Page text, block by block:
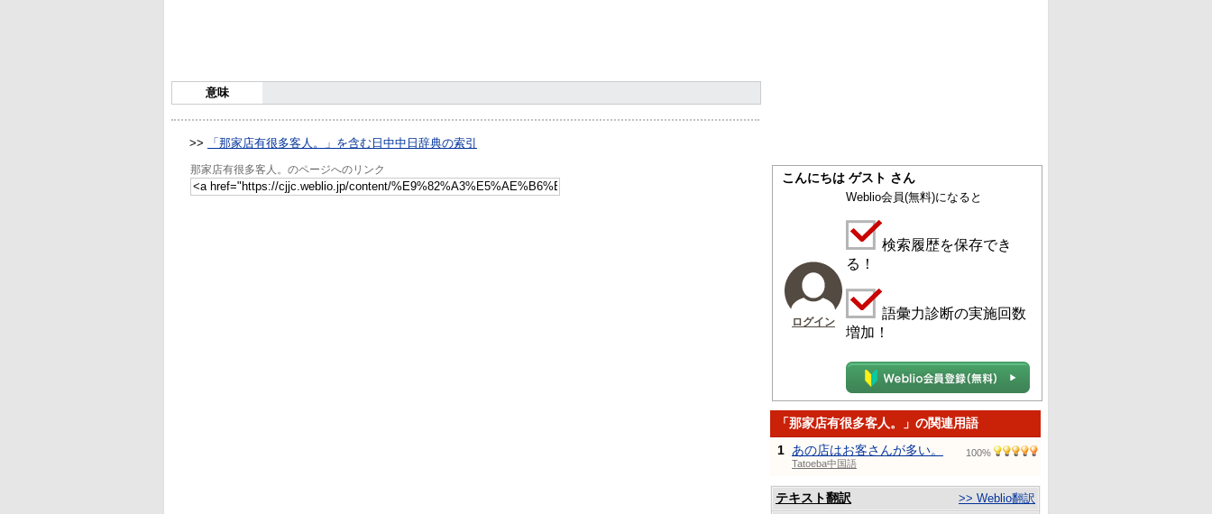
意味
>> 「那家店有很多客人。」を含む日中中日辞典の索引
那家店有很多客人。のページへのリンク
こんにちは ゲスト さん
ログイン
Weblio会員(無料)になると
検索履歴を保存でき
る！
語彙力診断の実施回数
増加！
「那家店有很多客人。」の関連用語
1 あの店はお客さんが多い。
Tatoeba中国語
100%
テキスト翻訳 >> Weblio翻訳